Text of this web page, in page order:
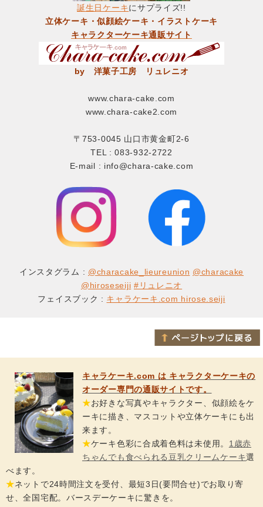
誕生日ケーキにサプライズ!!
立体ケーキ・似顔絵ケーキ・イラストケーキ
キャラクターケーキ通販サイト
by 洋菓子工房 リュレニオ
www.chara-cake.com
www.chara-cake2.com
〒753-0045 山口市黄金町2-6
TEL : 083-932-2722
E-mail : info@chara-cake.com
インスタグラム : @characake_lieureunion @characake
@hiroseseiji #リュレニオ
フェイスブック : キャラケーキ.com hirose.seiji
キャラケーキ.com は キャラクターケーキの
オーダー専門の通販サイトです。
★お好きな写真やキャラクター、似顔絵をケ
ーキに描き、マスコットや立体ケーキにも出
来ます。
★ケーキ色彩に合成着色料は未使用。 1歳赤
ちゃんでも食べられる豆乳クリームケーキ選
べます。
★ネットで24時間注文を受付、最短3日(要問合せ)でお取り寄
せ、全国宅配。バースデーケーキに驚きを。